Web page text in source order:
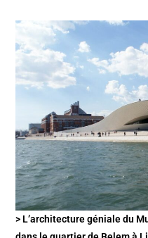
> L’architecture géniale du